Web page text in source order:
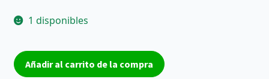
1 disponibles
Módulo
USB
Añadir al carrito de la compra